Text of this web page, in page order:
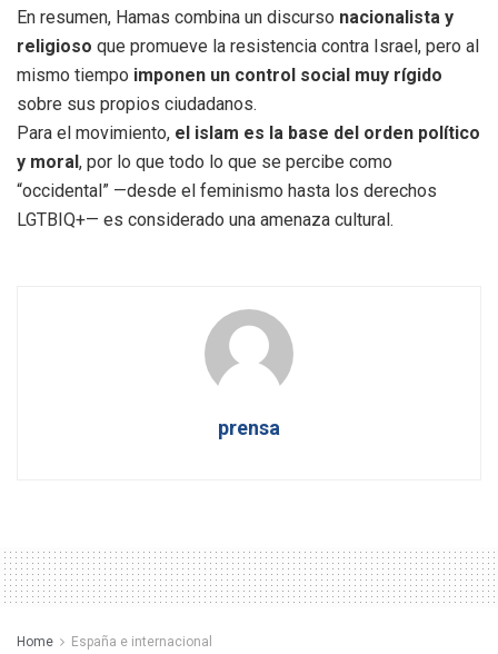
En resumen, Hamas combina un discurso nacionalista y
religioso que promueve la resistencia contra Israel, pero al
mismo tiempo imponen un control social muy rígido
sobre sus propios ciudadanos.
Para el movimiento, el islam es la base del orden político
y moral, por lo que todo lo que se percibe como
“occidental” —desde el feminismo hasta los derechos
LGTBIQ+— es considerado una amenaza cultural.
prensa
Home España e internacional